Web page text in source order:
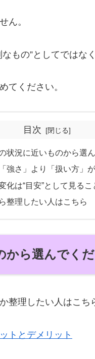
ん。
もの”としてではな
てください。
目次
状況に近いものから選
強さ」より「扱い方」
化は“目安”として見るこ
整理したい人はこちら
から選んでく
整理したい人はこち
トとデメリット